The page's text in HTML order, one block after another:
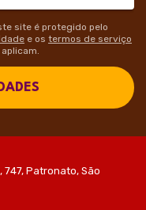
site é protegido pelo
e os termos de serviço
747, Patronato, São